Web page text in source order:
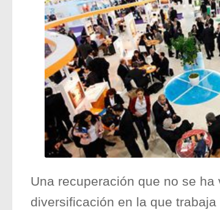
Una recuperación que no se
diversificación en la que